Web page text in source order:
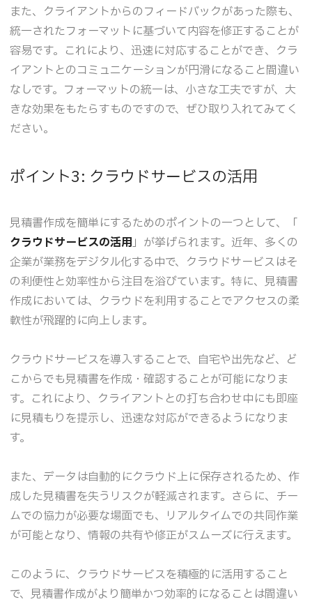
また、クライアントからのフィードバックがあった際も、
統一されたフォーマットに基づいて内容を修正することが
容易です。これにより、迅速に対応することができ、クラ
イアントとのコミュニケーションが円滑になること間違い
なしです。フォーマットの統一は、小さな工夫ですが、大
きな効果をもたらすものですので、ぜひ取り入れてみてく
ださい。
ポイント3: クラウドサービスの活用
見積書作成を簡単にするためのポイントの一つとして、「
クラウドサービスの活用」が挙げられます。近年、多くの
企業が業務をデジタル化する中で、クラウドサービスはそ
の利便性と効率性から注目を浴びています。特に、見積書
作成においては、クラウドを利用することでアクセスの柔
軟性が飛躍的に向上します。
クラウドサービスを導入することで、自宅や出先など、ど
こからでも見積書を作成・確認することが可能になりま
す。これにより、クライアントとの打ち合わせ中にも即座
に見積もりを提示し、迅速な対応ができるようになりま
す。
また、データは自動的にクラウド上に保存されるため、作
成した見積書を失うリスクが軽減されます。さらに、チー
ムでの協力が必要な場面でも、リアルタイムでの共同作業
が可能となり、情報の共有や修正がスムーズに行えます。
このように、クラウドサービスを積極的に活用すること
で、見積書作成がより簡単かつ効率的になることは間違い